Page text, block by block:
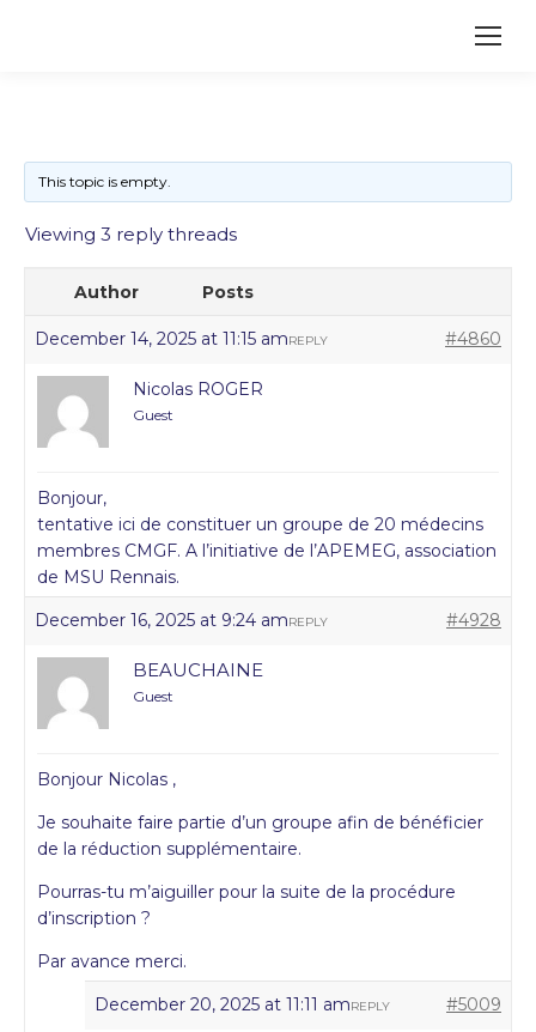
This topic is empty.
Viewing 3 reply threads
Author Posts
December 14, 2025 at 11:15 am #4860
REPLY
Nicolas ROGER
Guest
Bonjour,
tentative ici de constituer un groupe de 20 médecins
membres CMGF. A l’initiative de l’APEMEG, association
de MSU Rennais.
December 16, 2025 at 9:24 am
#4928
REPLY
BEAUCHAINE
Guest
Bonjour Nicolas ,
Je souhaite faire partie d’un groupe afin de bénéficier
de la réduction supplémentaire.
Pourras-tu m’aiguiller pour la suite de la procédure
d’inscription ?
Par avance merci.
December 20, 2025 at 11:11 am
#5009
REPLY